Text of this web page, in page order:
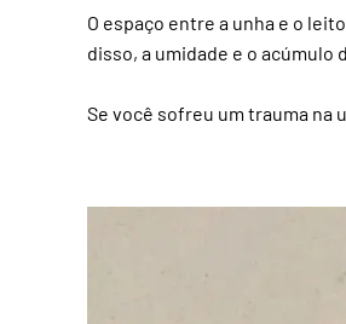
O espaço entre a unha e o
disso, a umidade e o acúmulo
Se você sofreu um trauma na